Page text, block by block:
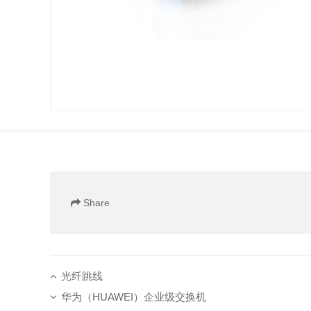
Share
光纤跳线
华为（HUAWEI）企业级交换机